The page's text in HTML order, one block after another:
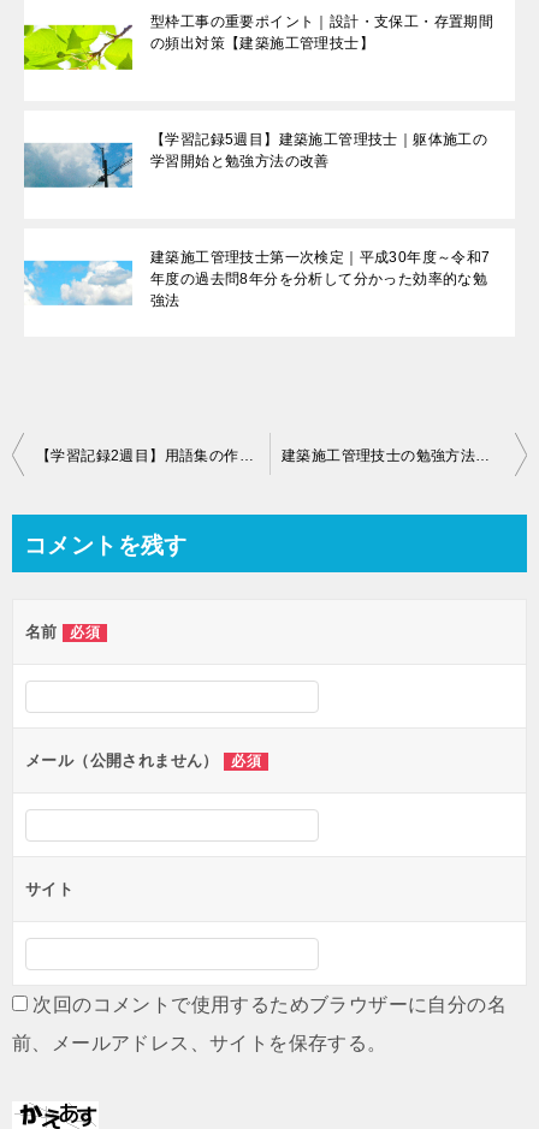
型枠工事の重要ポイント｜設計・支保工・存置期間
の頻出対策【建築施工管理技士】
【学習記録5週目】建築施工管理技士｜躯体施工の
学習開始と勉強方法の改善
建築施工管理技士第一次検定｜平成30年度～令和7
年度の過去問8年分を分析して分かった効率的な勉
強法
投
ビ
ー
シ
ョ
ン
【学習記録2週目】用語集の作成と動画活用｜記憶対策の本格化 建築施工管理技士の勉強方法｜施工管理の出題傾向と学習記録まとめ
コメントを残す
名前 必須
メール（公開されません） 必須
サイト
次回のコメントで使用するためブラウザーに自分の名
前、メールアドレス、サイトを保存する。